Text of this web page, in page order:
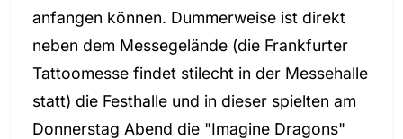
anfangen können. Dummerweise ist direkt
neben dem Messegelände (die Frankfurter
Tattoomesse findet stilecht in der Messehalle
statt) die Festhalle und in dieser spielten am
Donnerstag Abend die "Imagine Dragons"